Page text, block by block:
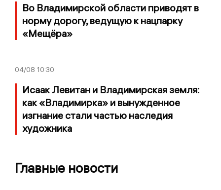
Во Владимирской области приводят в
норму дорогу, ведущую к нацпарку
«Мещёра»
04/08 10:30
Исаак Левитан и Владимирская земля:
как «Владимирка» и вынужденное
изгнание стали частью наследия
художника
Главные новости